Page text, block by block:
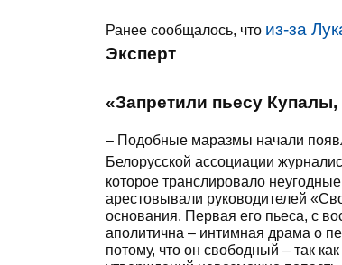
Ранее сообщалось, что из-за
Эксперт
«Запретили пьесу
– Подобные маразмы начали
Белорусской ассоциации
которое транслировало
арестовывали руководителей
основания. Первая его пьеса, с
аполитична – интимная драма о
потому, что он свободный – так